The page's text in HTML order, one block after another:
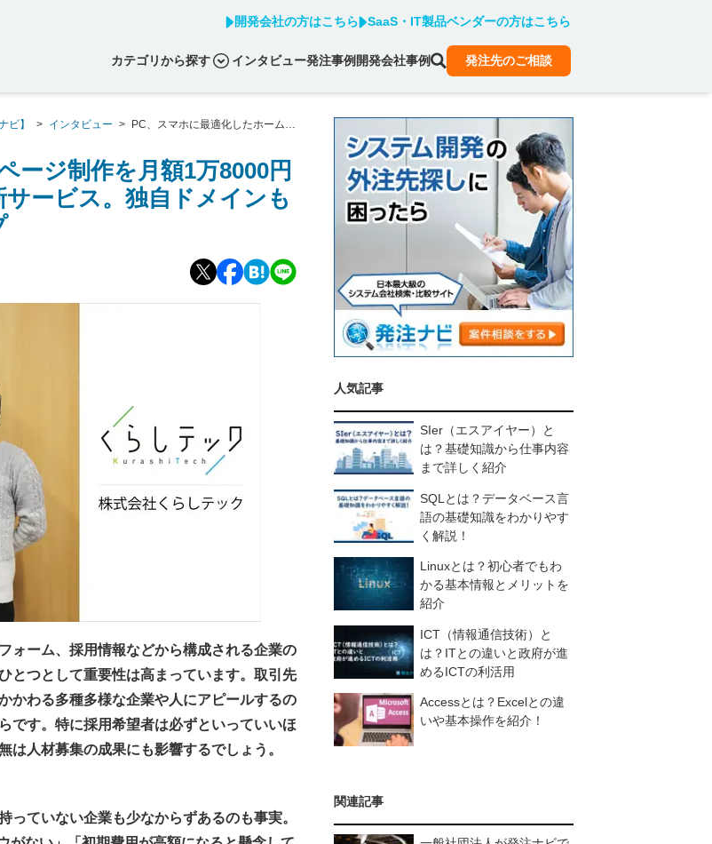
開発会社の方はこちら SaaS・IT製品ベンダーの方はこちら
カテゴリから探す インタビュー発注事例 開発会社事例 発注先のご相談
ビ】 > インタビュー >
PC、スマホに最適化したホームペ
ージ制作を月額1万8000円
サービス。独自ドメインも
ォーム、採用情報などから構成される企業の
とつとして重要性は高まっています。取引先
かわる多種多様な企業や人にアピールするの
です。特に採用希望者は必ずといっていいほ
は人材募集の成果にも影響するでしょう。
ていない企業も少なからずあるのも事実。
人気記事
SIer（エスアイヤー）と
は？基礎知識から仕事内容
まで詳しく紹介
SQLとは？データベース言
語の基礎知識をわかりやす
く解説！
Linuxとは？初心者でもわ
かる基本情報とメリットを
紹介
ICT（情報通信技術）と
は？ITとの違いと政府が進
めるICTの利活用
Accessとは？Excelとの違
いや基本操作を紹介！
関連記事